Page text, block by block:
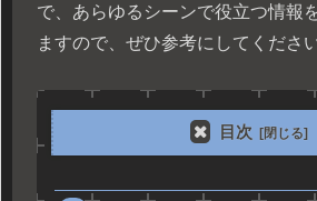
で、あらゆるシーンで役立つ情報
ますので、ぜひ参考にしてください
目次